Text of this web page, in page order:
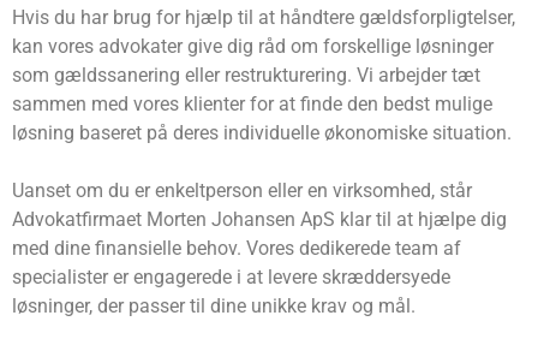
Hvis du har brug for hjælp til at håndtere gældsforpligtelser,
kan vores advokater give dig råd om forskellige løsninger
som gældssanering eller restrukturering. Vi arbejder tæt
sammen med vores klienter for at finde den bedst mulige
løsning baseret på deres individuelle økonomiske situation.
Uanset om du er enkeltperson eller en virksomhed, står
Advokatfirmaet Morten Johansen ApS klar til at hjælpe dig
med dine finansielle behov. Vores dedikerede team af
specialister er engagerede i at levere skræddersyede
løsninger, der passer til dine unikke krav og mål.